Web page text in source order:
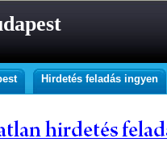
Hirdetés feladás ingyen